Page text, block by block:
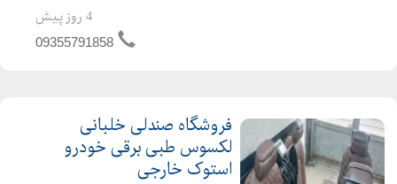
وارداتی ژاپن وارداتی قابل نصب دقیق
پیچب پیچ بر روی خودروهای سواری و
4 روز پیش
09355791858
فروشگاه‌ صندلی خلبانی
لکسوس طبی برقی خودرو
استوک خارجی